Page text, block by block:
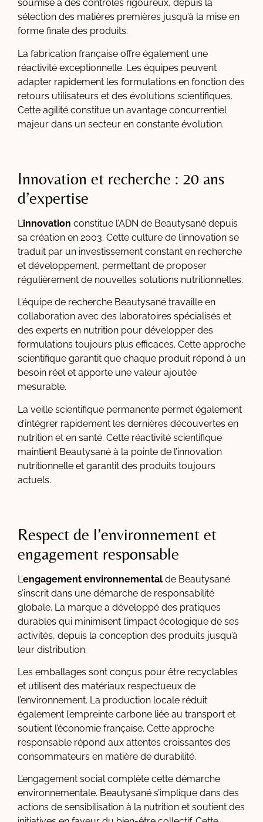
soumise à des contrôles rigoureux, depuis la
sélection des matières premières jusqu’à la mise en
forme finale des produits.
La fabrication française offre également une
réactivité exceptionnelle. Les équipes peuvent
adapter rapidement les formulations en fonction des
retours utilisateurs et des évolutions scientifiques.
Cette agilité constitue un avantage concurrentiel
majeur dans un secteur en constante évolution.
Innovation et recherche : 20 ans
d’expertise
L’innovation constitue l’ADN de Beautysané depuis
sa création en 2003. Cette culture de l’innovation se
traduit par un investissement constant en recherche
et développement, permettant de proposer
régulièrement de nouvelles solutions nutritionnelles.
L’équipe de recherche Beautysané travaille en
collaboration avec des laboratoires spécialisés et
des experts en nutrition pour développer des
formulations toujours plus efficaces. Cette approche
scientifique garantit que chaque produit répond à un
besoin réel et apporte une valeur ajoutée
mesurable.
La veille scientifique permanente permet également
d’intégrer rapidement les dernières découvertes en
nutrition et en santé. Cette réactivité scientifique
maintient Beautysané à la pointe de l’innovation
nutritionnelle et garantit des produits toujours
actuels.
Respect de l’environnement et
engagement responsable
L’engagement environnemental de Beautysané
s’inscrit dans une démarche de responsabilité
globale. La marque a développé des pratiques
durables qui minimisent l’impact écologique de ses
activités, depuis la conception des produits jusqu’à
leur distribution.
Les emballages sont conçus pour être recyclables
et utilisent des matériaux respectueux de
l’environnement. La production locale réduit
également l’empreinte carbone liée au transport et
soutient l’économie française. Cette approche
responsable répond aux attentes croissantes des
consommateurs en matière de durabilité.
L’engagement social complète cette démarche
environnementale. Beautysané s’implique dans des
actions de sensibilisation à la nutrition et soutient des